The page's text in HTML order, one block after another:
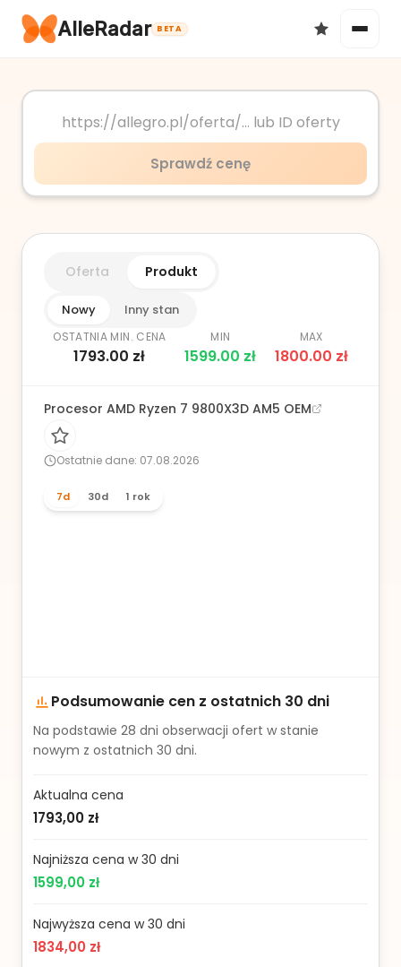
AlleRadar BETA
Okazje
Sprawdź cenę
Oferta Produkt
Nowy Inny stan
OSTATNIA MIN. CENA
1793.00 zł
MIN
1599.00 zł
MAX
1800.00 zł
Procesor AMD Ryzen 7 9800X3D AM5 OEM
Ostatnie dane: 07.08.2026
7d 30d 1 rok
Podsumowanie cen z ostatnich 30 dni
Na podstawie 28 dni obserwacji ofert w stanie
nowym z ostatnich 30 dni.
Aktualna cena
1793,00 zł
Najniższa cena w 30 dni
1599,00 zł
Najwyższa cena w 30 dni
1834,00 zł